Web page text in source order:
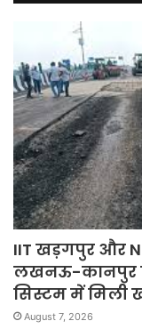
IIT खड़गपुर और
लखनऊ-कानपुर
सिस्टम में मिली
August 7, 2026